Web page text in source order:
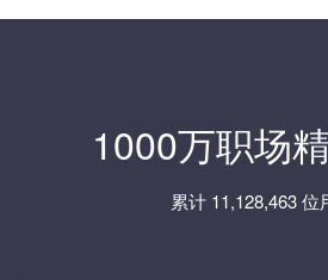
1000万职场
累计 11,128,463